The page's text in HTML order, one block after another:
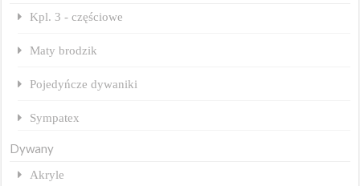
Kpl. 3 - częściowe
Maty brodzik
Pojedyńcze dywaniki
Sympatex
Dywany
Akryle